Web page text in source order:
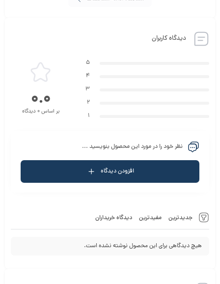
دیدگاه کاربران
جدیدترین مفیدترین دیدگاه خریداران
هیچ دیدگاهی برای این محصول نوشته نشده است.
5
4
3
2
1
0.0
بر اساس 0 دیدگاه
نظر خود را در مورد این محصول بنویسید ...
افزودن دیدگاه